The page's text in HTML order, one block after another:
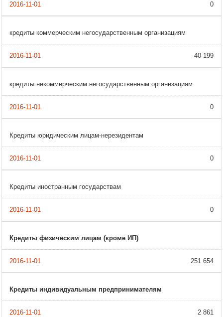
0
кредиты коммерческим негосударственным организациям
40 199
кредиты некоммерческим негосударственным организациям
0
Кредиты юридическим лицам-нерезидентам
0
Кредиты иностранным государствам
0
Кредиты физическим лицам (кроме ИП)
251 654
Кредиты индивидуальным предпринимателям
2 861